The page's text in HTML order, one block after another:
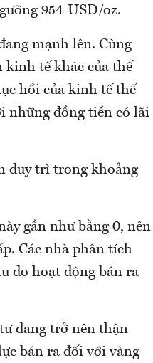
954 USD/oz.
mạnh lên. Cùng
tế khác của thế
hồi của kinh tế thế
những đồng tiền có lãi
duy trì trong khoảng
gần như bằng 0, nên
Các nhà phân tích
do hoạt động bán ra
đang trở nên thận
bán ra đối với vàng